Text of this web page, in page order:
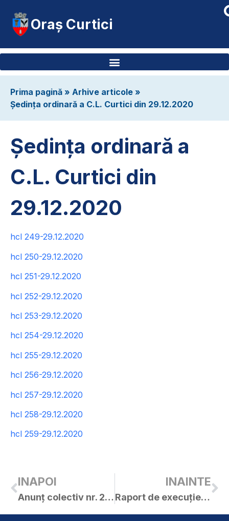
Oraș Curtici
Prima pagină » Arhive articole »
Ședința ordinară a C.L. Curtici din 29.12.2020
Ședința ordinară a
C.L. Curtici din
29.12.2020
hcl 249-29.12.2020
hcl 250-29.12.2020
hcl 251-29.12.2020
hcl 252-29.12.2020
hcl 253-29.12.2020
hcl 254-29.12.2020
hcl 255-29.12.2020
hcl 256-29.12.2020
hcl 257-29.12.2020
hcl 258-29.12.2020
hcl 259-29.12.2020
INAPOI
Anunț colectiv nr. 28264 / 29.12.2020
INAINTE
Raport de execuție bugetară la 31.12.2020